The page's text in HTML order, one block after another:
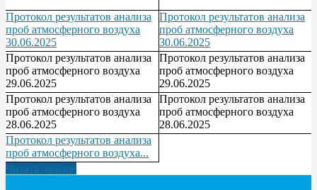
Протокол результатов анализа
проб атмосферного воздуха
30.06.2025
Протокол результатов анализа
проб атмосферного воздуха
30.06.2025
Протокол результатов анализа
проб атмосферного воздуха
29.06.2025
Протокол результатов анализа
проб атмосферного воздуха
29.06.2025
Протокол результатов анализа
проб атмосферного воздуха
28.06.2025
Протокол результатов анализа
проб атмосферного воздуха
28.06.2025
Протокол результатов анализа
проб атмосферного воздуха...
Читать дальше